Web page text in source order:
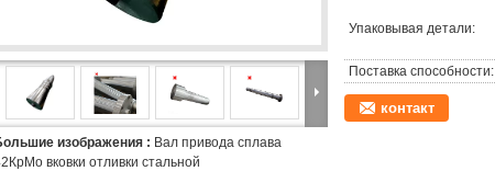
изображения : Вал привода сплава
вковки отливки стальной
Упаковывая детали:
Поставка способности:
контакт